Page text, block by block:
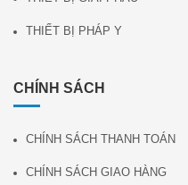
THIẾT BỊ PHÁP Y
CHÍNH SÁCH
CHÍNH SÁCH THANH TOÁN
CHÍNH SÁCH GIAO HÀNG